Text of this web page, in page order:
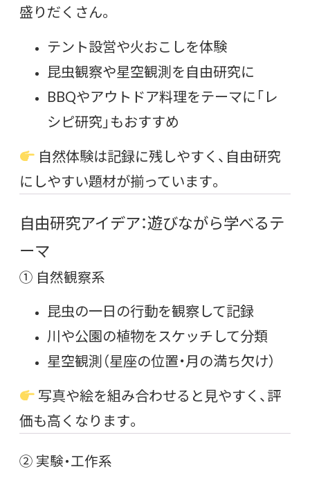
盛りだくさん。
テント設営や火おこしを体験
昆虫観察や星空観測を自由研究に
BBQやアウトドア料理をテーマに「レ
シピ研究」もおすすめ
自然体験は記録に残しやすく、自由研究
にしやすい題材が揃っています。
自由研究アイデア：遊びながら学べるテ
ーマ
① 自然観察系
昆虫の一日の行動を観察して記録
川や公園の植物をスケッチして分類
星空観測（星座の位置・月の満ち欠け）
写真や絵を組み合わせると見やすく、評
価も高くなります。
② 実験・工作系